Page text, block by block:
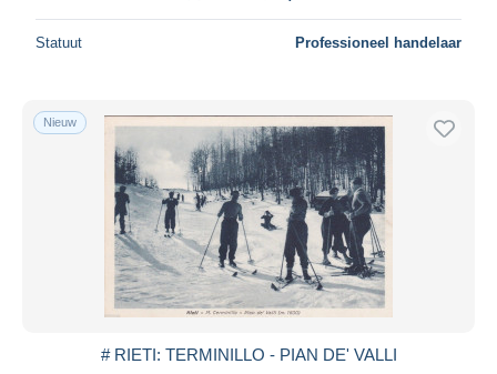
Statuut Professioneel handelaar
Nieuw
# RIETI: TERMINILLO - PIAN DE' VALLI